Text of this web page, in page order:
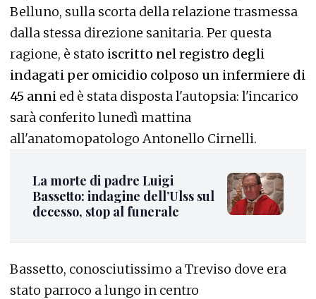
Belluno, sulla scorta della relazione trasmessa
dalla stessa direzione sanitaria. Per questa
ragione, è stato iscritto nel registro degli
indagati per omicidio colposo un infermiere di
45 anni ed è stata disposta l'autopsia: l'incarico
sarà conferito lunedì mattina
all'anatomopatologo Antonello Cirnelli.
La morte di padre Luigi
Bassetto: indagine dell’Ulss sul
decesso, stop al funerale
Bassetto, conosciutissimo a Treviso dove era
stato parroco a lungo in centro